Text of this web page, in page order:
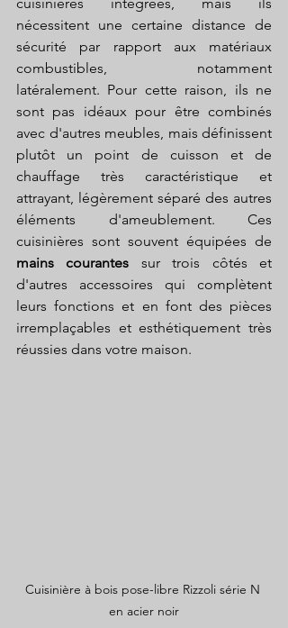
nécessitent une certaine distance de
sécurité par rapport aux matériaux
combustibles, notamment
latéralement. Pour cette raison, ils ne
sont pas idéaux pour être combinés
avec d'autres meubles, mais définissent
plutôt un point de cuisson et de
chauffage très caractéristique et
attrayant, légèrement séparé des autres
éléments d'ameublement. Ces
mains courantes sur trois côtés et
d'autres accessoires qui complètent
leurs fonctions et en font des pièces
irremplaçables et esthétiquement très
réussies dans votre maison.
Cuisinière à bois pose-libre Rizzoli série N
en acier noir